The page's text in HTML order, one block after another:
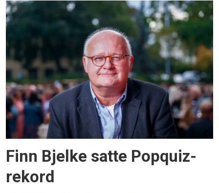
Finn Bjelke satte Popquiz-
rekord